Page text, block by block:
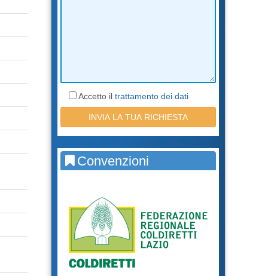
Accetto il trattamento dei dati
Convenzioni